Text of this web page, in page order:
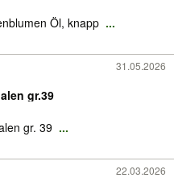
Öl, knapp ...
31.05.2026
gr.39
gr. 39 ...
22.03.2026